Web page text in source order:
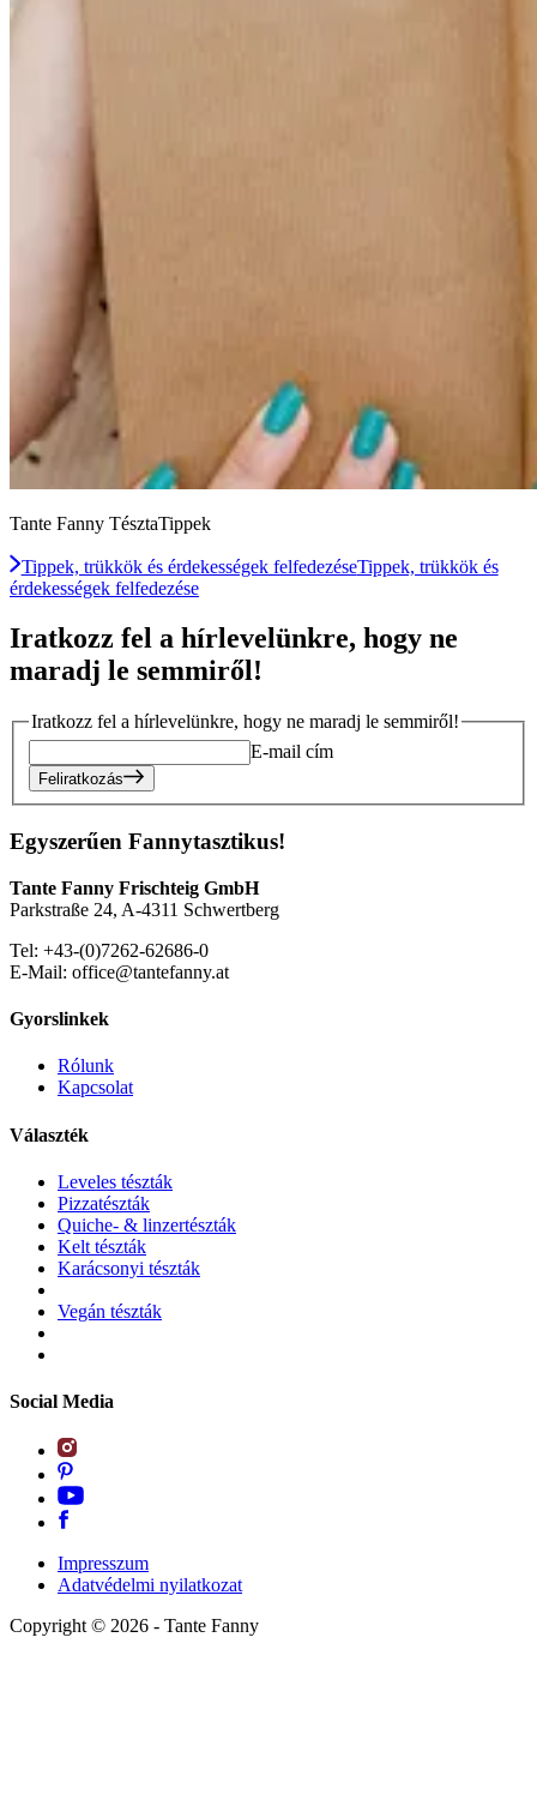
Tante Fanny TésztaTippek
Tippek, trükkök és érdekességek felfedezéseTippek, trükkök és
érdekességek felfedezése
Iratkozz fel a hírlevelünkre, hogy ne
maradj le semmiről!
Iratkozz fel a hírlevelünkre, hogy ne maradj le semmiről!
E-mail cím
Feliratkozás
Egyszerűen Fannytasztikus!
Tante Fanny Frischteig GmbH
Parkstraße 24, A-4311 Schwertberg
Tel: +43-(0)7262-62686-0
E-Mail: office@tantefanny.at
Gyorslinkek
Rólunk
Kapcsolat
Választék
Leveles tészták
Pizzatészták
Quiche- & linzertészták
Kelt tészták
Karácsonyi tészták
Vegán tészták
Social Media
Impresszum
Adatvédelmi nyilatkozat
Copyright © 2026 - Tante Fanny